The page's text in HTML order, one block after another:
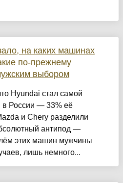
на каких машинах
по-прежнему
выбором
Hyundai стал самой
в России — 33% её
и Chery разделили
антипод —
этих машин мужчины
лишь немного...